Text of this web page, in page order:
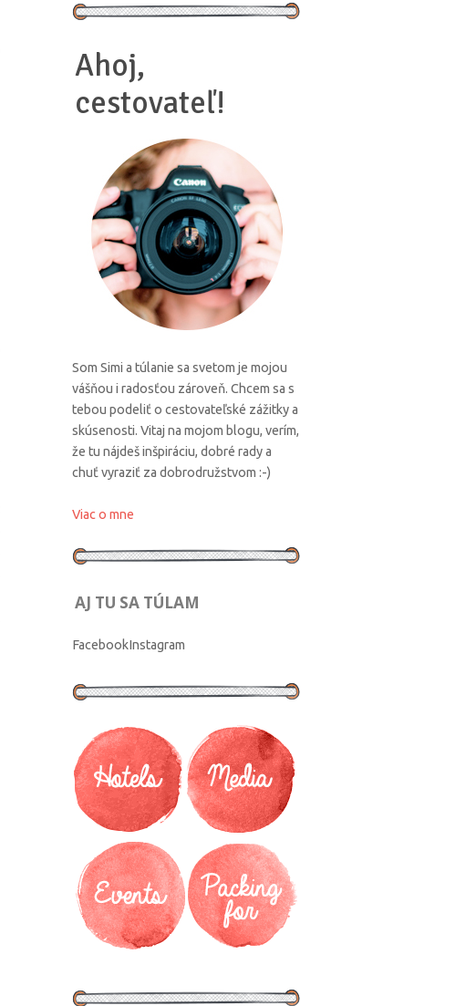
Ahoj,
cestovateľ!
Som Simi a túlanie sa svetom je mojou
vášňou i radosťou zároveň. Chcem sa s
tebou podeliť o cestovateľské zážitky a
skúsenosti. Vitaj na mojom blogu, verím,
že tu nájdeš inšpiráciu, dobré rady a
chuť vyraziť za dobrodružstvom :-)
Viac o mne
AJ TU SA TÚLAM
FacebookInstagram